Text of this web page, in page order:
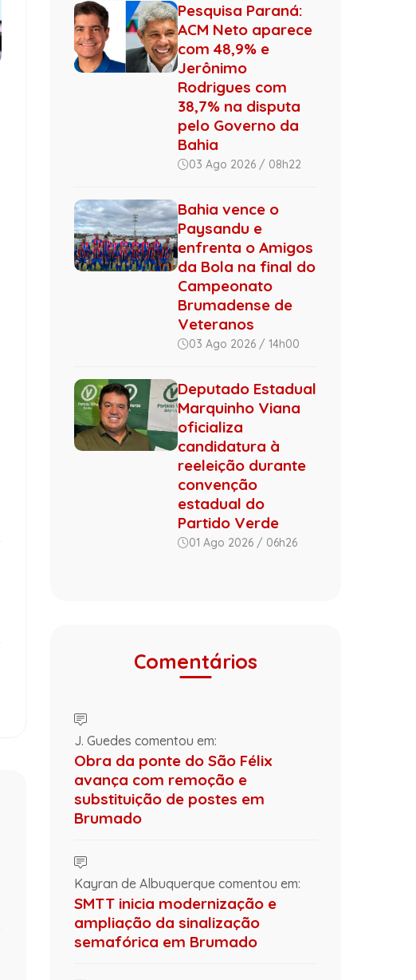
Pesquisa Paraná:
ACM Neto aparece
com 48,9% e
Jerônimo
Rodrigues com
38,7% na disputa
pelo Governo da
Bahia
03 Ago 2026 / 08h22
Bahia vence o
Paysandu e
enfrenta o Amigos
da Bola na final do
Campeonato
Brumadense de
Veteranos
03 Ago 2026 / 14h00
Deputado Estadual
Marquinho Viana
oficializa
candidatura à
reeleição durante
convenção
estadual do
Partido Verde
01 Ago 2026 / 06h26
Comentários
J. Guedes comentou em:
Obra da ponte do São Félix
avança com remoção e
substituição de postes em
Brumado
Kayran de Albuquerque comentou em:
SMTT inicia modernização e
ampliação da sinalização
semafórica em Brumado